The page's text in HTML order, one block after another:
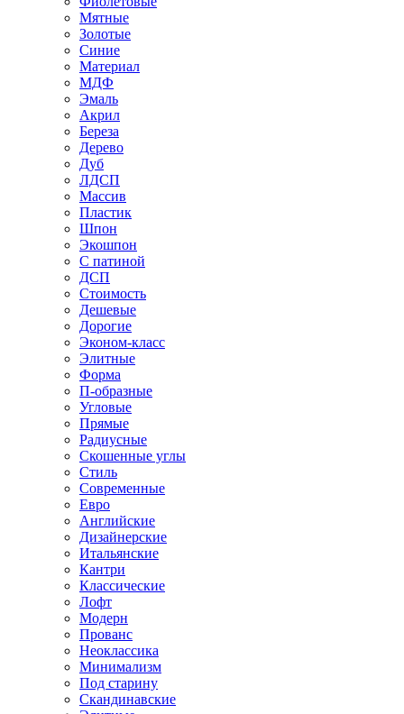
Мятные
Золотые
Синие
Материал
МДФ
Эмаль
Акрил
Береза
Дерево
Дуб
ЛДСП
Массив
Пластик
Шпон
Экошпон
С патиной
ДСП
Стоимость
Дешевые
Дорогие
Эконом-класс
Элитные
Форма
П-образные
Угловые
Прямые
Радиусные
Скошенные углы
Стиль
Современные
Евро
Английские
Дизайнерские
Итальянские
Кантри
Классические
Лофт
Модерн
Прованс
Неоклассика
Минимализм
Под старину
Скандинавские